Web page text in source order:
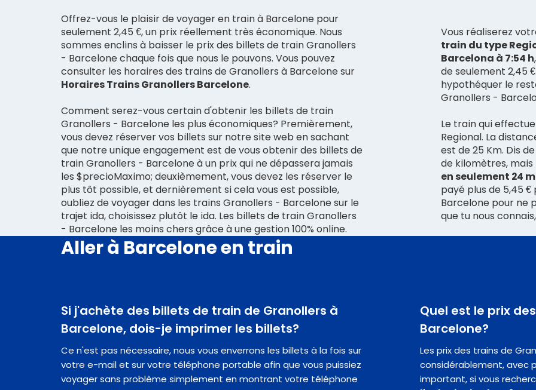
Offrez-vous le plaisir de voyager en train à Barcelone pour
seulement 2,45 €, un prix réellement très économique. Nous
sommes enclins à baisser le prix des billets de train Granollers
- Barcelone chaque fois que nous le pouvons. Vous pouvez
consulter les horaires des trains de Granollers à Barcelone sur
Horaires Trains Granollers Barcelone.
Comment serez-vous certain d'obtenir les billets de train
Granollers - Barcelone les plus économiques? Premièrement,
vous devez réserver vos billets sur notre site web en sachant
que notre unique engagement est de vous obtenir des billets de
train Granollers - Barcelone à un prix qui ne dépassera jamais
les $precioMaximo; deuxièmement, vous devez les réserver le
plus tôt possible, et dernièrement si cela vous est possible,
oubliez de voyager dans les trains Granollers - Barcelone sur le
trajet ida, choisissez plutôt le ida. Les billets de train Granollers
- Barcelone les moins chers grâce à une gestion 100% online.
Vous réaliserez
train du type
Barcelona à 7:54 h
de seulement 2,45
hypothéquer le
Granollers -
Le train qui
Regional. La
est de 25 Km. Dis
de kilomètres, mais
en seulement 24
payé plus de 5,45
Barcelone pour ne
que tu nous
Aller à Barcelone en train
Si j'achète des billets de train de Granollers à
Barcelone, dois-je imprimer les billets?
Ce n'est pas nécessaire, nous vous enverrons les billets à la fois sur
votre e-mail et sur votre téléphone portable afin que vous puissiez
voyager sans problème simplement en montrant votre téléphone
Quel est le prix
Barcelone?
Les prix des trains de
considérablement, avec
important, si vous